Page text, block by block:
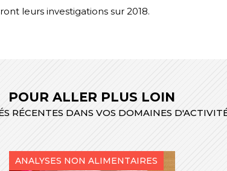
leurs investigations sur 2018.
POUR ALLER PLUS LOIN
RÉCENTES DANS VOS DOMAINES
ANALYSES NON ALIMENTAIRES